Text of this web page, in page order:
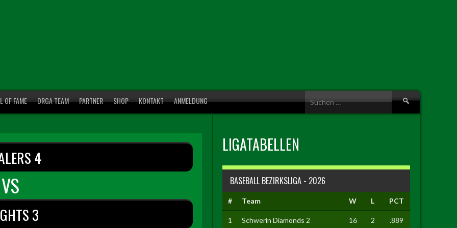
OF FAME ORGA TEAM PARTNER SHOP KONTAKT ANMELDUNG
Suche
4
VS
3
LIGATABELLEN
BASEBALL BEZIRKSLIGA - 2026
# Team W L PCT
1 Schwerin Diamonds 2 16 2 .889